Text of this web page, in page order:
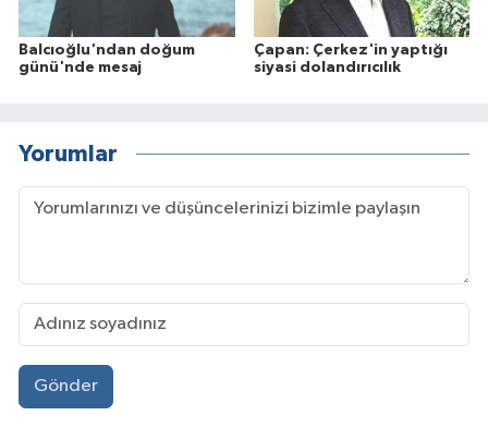
Balcıoğlu'ndan doğum
günü'nde mesaj
Çapan: Çerkez'in yaptığı
siyasi dolandırıcılık
Yorumlar
Gönder